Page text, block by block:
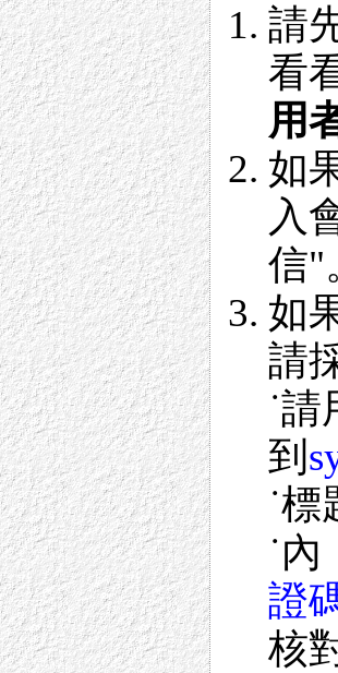
請
看
用
如
入
信"
如
請
˙
到
˙
˙
證
核